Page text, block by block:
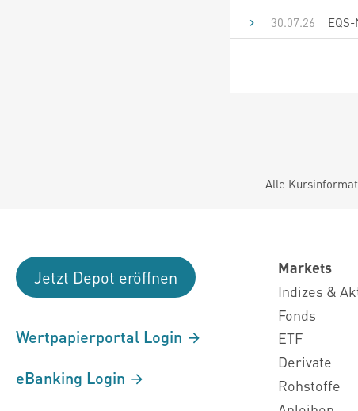
30.07.26
Alle
Jetzt Depot eröffnen
Wertpapierportal Login
eBanking Login
Markets
Indizes &
Fonds
ETF
Derivate
Rohstoffe